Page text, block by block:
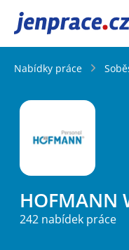
JenPráce.cz
Nabídky práce
HOFMANN
242 nabídek práce